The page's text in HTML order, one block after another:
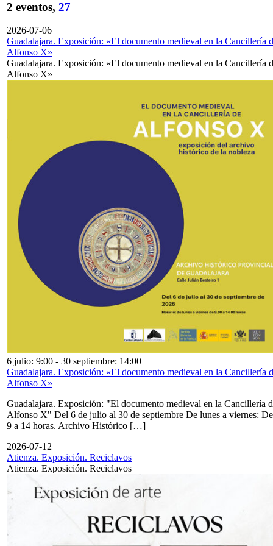
2 eventos, 27
2026-07-06
Guadalajara. Exposición: «El documento medieval en la Cancillería
Alfonso X»
Guadalajara. Exposición: «El documento medieval en la Cancillería
Alfonso X»
6 julio: 9:00 - 30 septiembre: 14:00
Guadalajara. Exposición: «El documento medieval en la Cancillería
Alfonso X»
Guadalajara. Exposición: "El documento medieval en la Cancillería
Alfonso X" Del 6 de julio al 30 de septiembre De lunes a viernes: De
9 a 14 horas. Archivo Histórico […]
2026-07-12
Atienza. Exposición. Reciclavos
Atienza. Exposición. Reciclavos